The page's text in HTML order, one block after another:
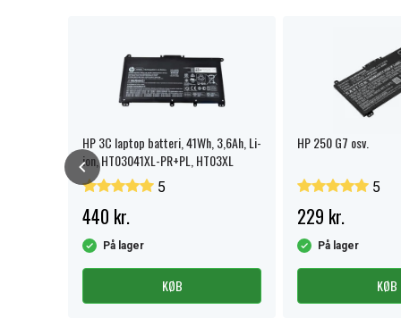
HP 3C laptop batteri, 41Wh, 3,6Ah, Li-
ion, HT03041XL-PR+PL, HT03XL
5
440 kr.
På lager
KØB
HP 250 G7 osv.
5
229 kr.
På lager
KØB